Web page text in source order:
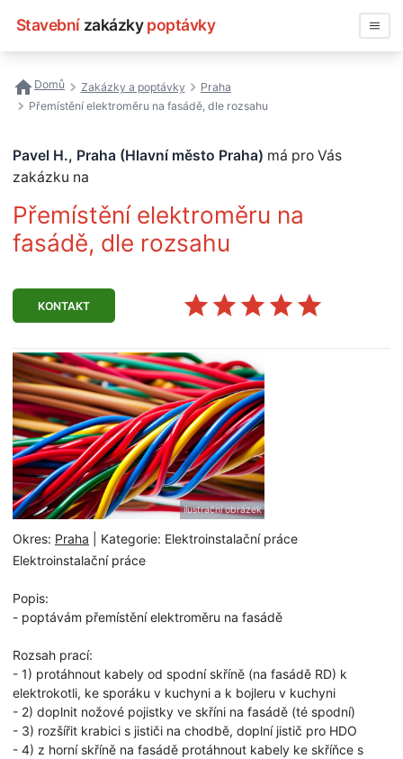
Stavební zakázky poptávky
Všechny zakázky
Nejčastější vyhledávání
Domů Zakázky a poptávky
Praha
Přemístění elektroměru na fasádě, dle rozsahu
Pavel H., Praha (Hlavní město Praha) má pro Vás
zakázku na
Přemístění elektroměru na
fasádě, dle rozsahu
KONTAKT
Okres: Praha | Kategorie: Elektroinstalační práce
Elektroinstalační práce
Popis:
- poptávám přemístění elektroměru na fasádě
Rozsah prací:
- 1) protáhnout kabely od spodní skříně (na fasádě RD) k
elektrokotli, ke sporáku v kuchyni a k bojleru v kuchyni
- 2) doplnit nožové pojistky ve skříni na fasádě (té spodní)
- 3) rozšířit krabici s jističi na chodbě, doplní jistič pro HDO
- 4) z horní skříně na fasádě protáhnout kabely ke skříňce s
ilustrační obrázek